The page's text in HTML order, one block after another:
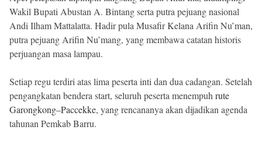
Wakil Bupati Abustan A. Bintang serta putra pejuang nasional
Andi Ilham Mattalatta. Hadir pula Musafir Kelana Arifin Nu’man,
putra pejuang Arifin Nu’mang, yang membawa catatan historis
perjuangan masa lampau.
Setiap regu terdiri atas lima peserta inti dan dua cadangan. Setelah
pengangkatan bendera start, seluruh peserta menempuh rute
Garongkong–Paccekke, yang rencananya akan dijadikan agenda
tahunan Pemkab Barru.